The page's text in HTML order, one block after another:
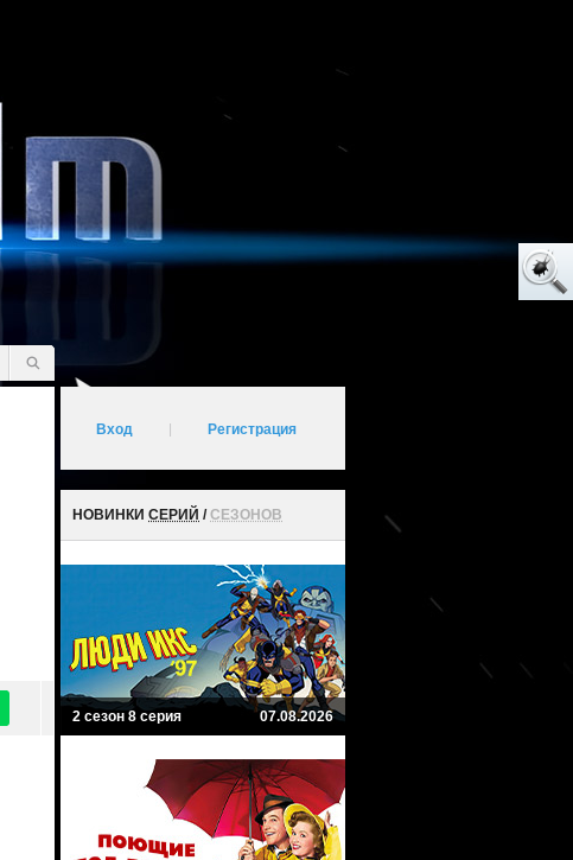
Вход Регистрация
НОВИНКИ СЕРИЙ /СЕЗОНОВ
2 сезон 8 серия 07.08.2026